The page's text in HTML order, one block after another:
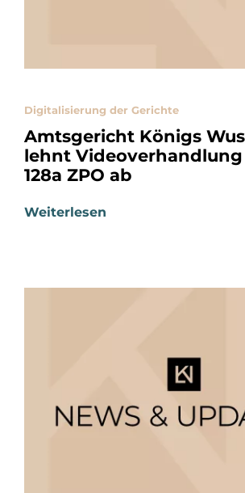
Digitalisierung der Gerichte
Amtsgericht Königs
lehnt Videoverhandlung
128a ZPO ab
Weiterlesen